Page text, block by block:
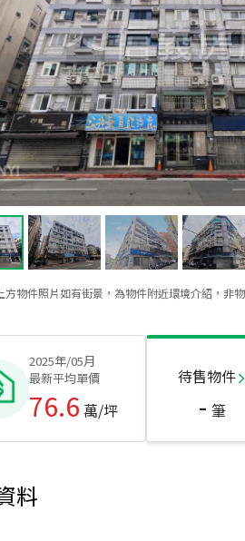
方物件照片如有街景，為物件附近環境介紹，非
度服務品質獎 2021年度區成件TOP2
2025年/05月
最新平均單價
76.6 萬/坪
待售物件
- 筆
料